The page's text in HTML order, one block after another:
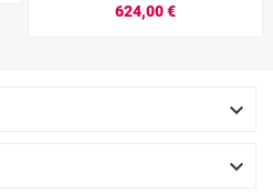
624,00 €

